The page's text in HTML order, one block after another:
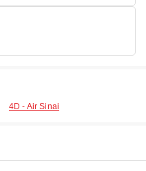
4D - Air Sinai